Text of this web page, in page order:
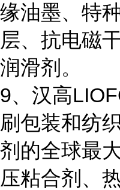
缘油墨、特
层、抗电磁
润滑剂。
9、汉高
刷包装和纺
剂的全球最
压粘合剂、